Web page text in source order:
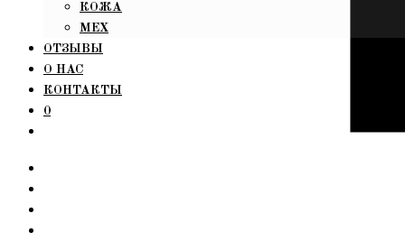
КОЖА
МЕХ
ОТЗЫВЫ
О НАС
КОНТАКТЫ
0